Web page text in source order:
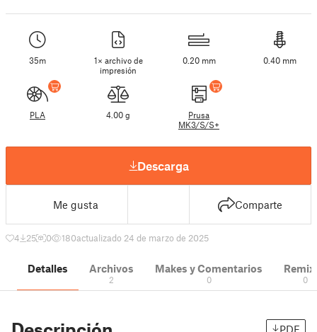
35m
1× archivo de
impresión
0.20 mm 0.40 mm
PLA 4.00 g
Prusa
MK3/S/S+
Descarga
Me gusta Comparte
4 25 0 180actualizado 24 de marzo de 2025
Detalles Archivos
2
Makes y Comentarios
0 0
PDF